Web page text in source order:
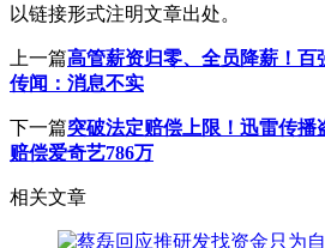
以链接形式注明文章出处。
上一篇高管薪资归零、全员降薪！百
传闻：消息不实
下一篇突破法定赔偿上限！迅雷传播
赔偿爱奇艺786万
相关文章